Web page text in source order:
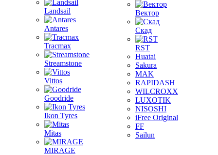
Landsail
Antares
Tracmax
Streamstone
Vittos
Goodride
Ikon Tyres
Mitas
MIRAGE
Вектор
Скад
RST
Huatai
Sakura
MAK
RAPIDASH
WILCROXX
LUXOTIK
NISOSHI
iFree Original
FF
Sailun